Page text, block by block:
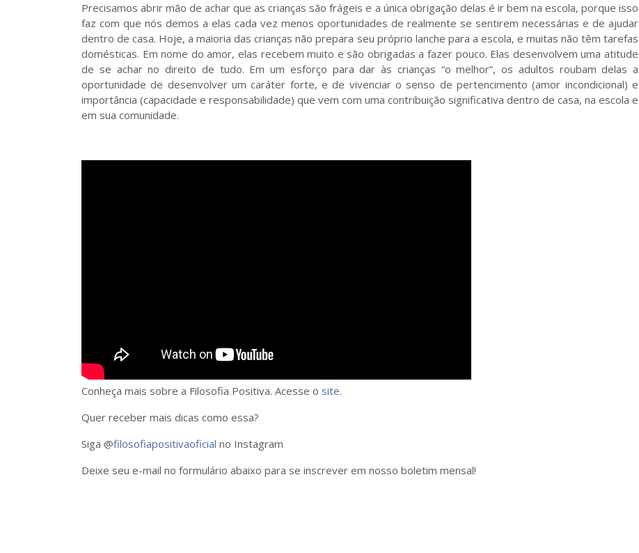
Precisamos abrir mão de achar que as crianças são frágeis e a única obrigação delas é ir bem na escola, porque isso
faz com que nós demos a elas cada vez menos oportunidades de realmente se sentirem necessárias e de ajudar
dentro de casa. Hoje, a maioria das crianças não prepara seu próprio lanche para a escola, e muitas não têm tarefas
domésticas. Em nome do amor, elas recebem muito e são obrigadas a fazer pouco. Elas desenvolvem uma atitude
de se achar no direito de tudo. Em um esforço para dar às crianças “o melhor”, os adultos roubam delas a
oportunidade de desenvolver um caráter forte, e de vivenciar o senso de pertencimento (amor incondicional) e
importância (capacidade e responsabilidade) que vem com uma contribuição significativa dentro de casa, na escola e
em sua comunidade.
Conheça mais sobre a Filosofia Positiva. Acesse o site.
Quer receber mais dicas como essa?
Siga @filosofiapositivaoficial no Instagram
Deixe seu e-mail no formulário abaixo para se inscrever em nosso boletim mensal!